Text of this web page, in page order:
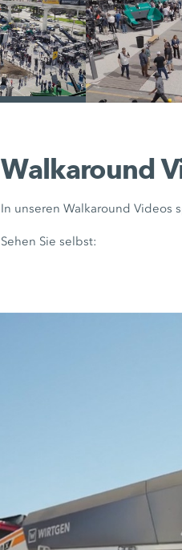
Walkaround
In unseren Walkaround Videos
Sehen Sie selbst: